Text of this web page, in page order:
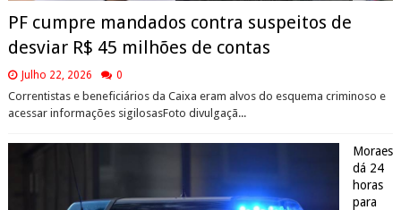
PF cumpre mandados contra suspeitos de
desviar R$ 45 milhões de contas
Julho 22, 2026 0
Correntistas e beneficiários da Caixa eram alvos do esquema criminoso e
acessar informações sigilosasFoto divulgaçã...
Moraes
dá 24
horas
para